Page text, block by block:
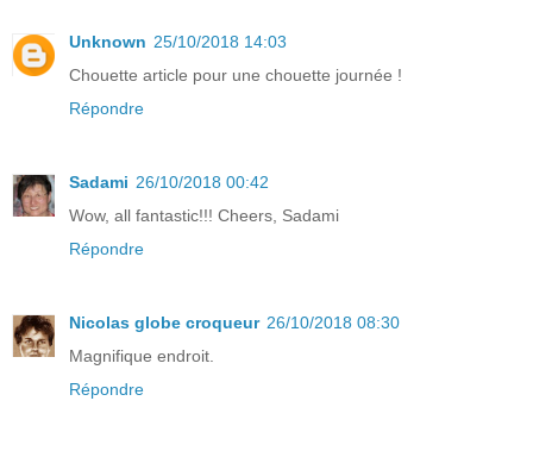
Unknown 25/10/2018 14:03
Chouette article pour une chouette journée !
Répondre
Sadami 26/10/2018 00:42
Wow, all fantastic!!! Cheers, Sadami
Répondre
Nicolas globe croqueur 26/10/2018 08:30
Magnifique endroit.
Répondre